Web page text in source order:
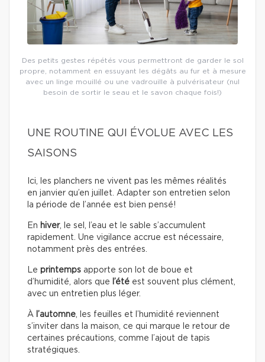
Des petits gestes répétés vous permettront de garder le sol
propre, notamment en essuyant les dégâts au fur et à mesure
avec un linge mouillé ou une vadrouille à pulvérisateur (nul
besoin de sortir le seau et le savon chaque fois!)
UNE ROUTINE QUI ÉVOLUE AVEC LES
SAISONS
Ici, les planchers ne vivent pas les mêmes réalités
en janvier qu’en juillet. Adapter son entretien selon
la période de l’année est bien pensé!
En hiver, le sel, l’eau et le sable s’accumulent
rapidement. Une vigilance accrue est nécessaire,
notamment près des entrées.
Le printemps apporte son lot de boue et
d’humidité, alors que l’été est souvent plus clément,
avec un entretien plus léger.
À l’automne , les feuilles et l’humidité reviennent
s’inviter dans la maison, ce qui marque le retour de
certaines précautions, comme l’ajout de tapis
stratégiques.